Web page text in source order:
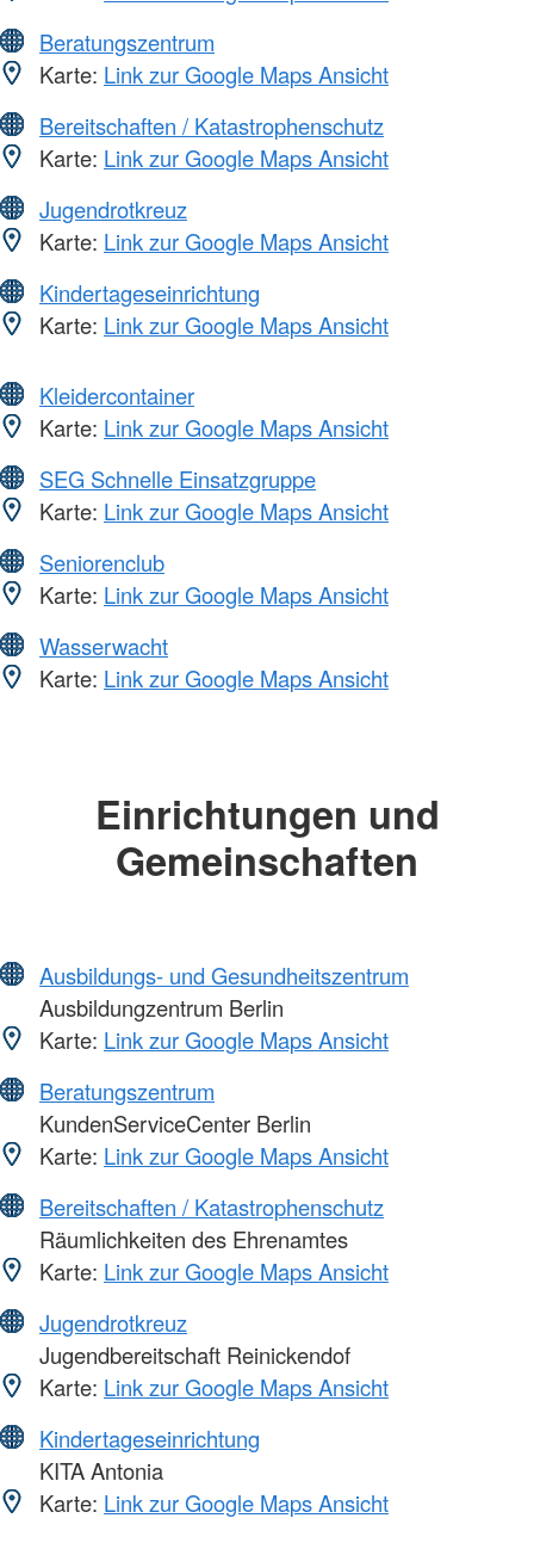
Beratungszentrum
Karte: Link zur Google Maps Ansicht
Bereitschaften / Katastrophenschutz
Karte: Link zur Google Maps Ansicht
Jugendrotkreuz
Karte: Link zur Google Maps Ansicht
Kindertageseinrichtung
Karte: Link zur Google Maps Ansicht
Kleidercontainer
Karte: Link zur Google Maps Ansicht
SEG Schnelle Einsatzgruppe
Karte: Link zur Google Maps Ansicht
Seniorenclub
Karte: Link zur Google Maps Ansicht
Wasserwacht
Karte: Link zur Google Maps Ansicht
Einrichtungen und
Gemeinschaften
Ausbildungs- und Gesundheitszentrum
Ausbildungzentrum Berlin
Karte: Link zur Google Maps Ansicht
Beratungszentrum
KundenServiceCenter Berlin
Karte: Link zur Google Maps Ansicht
Bereitschaften / Katastrophenschutz
Räumlichkeiten des Ehrenamtes
Karte: Link zur Google Maps Ansicht
Jugendrotkreuz
Jugendbereitschaft Reinickendof
Karte: Link zur Google Maps Ansicht
Kindertageseinrichtung
KITA Antonia
Karte: Link zur Google Maps Ansicht